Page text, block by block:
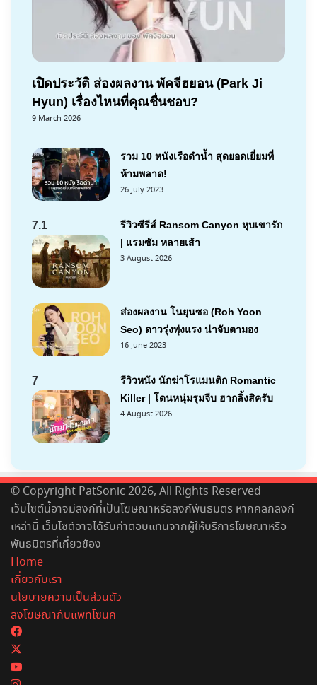
เปิดประวัติ ส่องผลงาน พัคจีฮยอน (Park Ji
Hyun) เรื่องไหนที่คุณชื่นชอบ?
9 March 2026
รวม 10 หนังเรือดำน้ำ สุดยอดเยี่ยมที่
ห้ามพลาด!
26 July 2023
7.1
รีวิวซีรีส์ Ransom Canyon หุบเขารัก
| แรมซัม หลายเส้า
3 August 2026
ส่องผลงาน โนยุนซอ (Roh Yoon
Seo) ดาวรุ่งพุ่งแรง น่าจับตามอง
16 June 2023
7
รีวิวหนัง นักฆ่าโรแมนติก Romantic
Killer | โดนหนุ่มรุมจีบ ฮากลิ้งสิครับ
4 August 2026
© Copyright PatSonic 2026, All Rights Reserved
เว็บไซต์นี้อาจมีลิงก์ที่เป็นโฆษณาหรือลิงก์พันธมิตร หากคลิกลิงก์
เหล่านี้ เว็บไซต์อาจได้รับค่าตอบแทนจากผู้ให้บริการโฆษณาหรือ
พันธมิตรที่เกี่ยวข้อง
Home
เกี่ยวกับเรา
นโยบายความเป็นส่วนตัว
ลงโฆษณากับแพทโซนิค